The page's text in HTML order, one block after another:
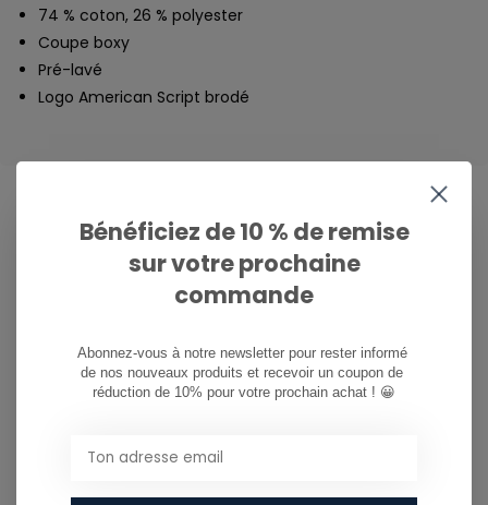
74 % coton, 26 % polyester
Coupe boxy
Pré-lavé
Logo American Script brodé
CAN WE HELP?
Service à la clientèle: heures d'ouverture
081/260.730
info@ostreet.be
PARTAGER CE PRODUIT
Bénéficiez de 10 % de remise
sur votre prochaine
commande
Abonnez-vous à notre newsletter pour rester informé
de nos nouveaux produits et recevoir un coupon de
réduction de 10% pour votre prochain achat ! 😀